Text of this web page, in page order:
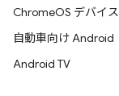
ChromeOS デバイス
自動車向け Android
Android TV